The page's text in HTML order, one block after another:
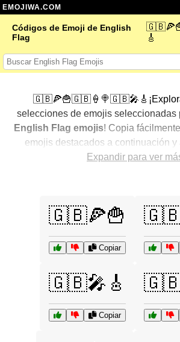
EMOJIWA.COM
Códigos de Emoji de English
Flag
🎸
selecciones de emojis seleccionadas
English Flag emojis! Copia
emojis destacados a continuación y
conversaciones para un toque
de expresar English Flag
Expandir para ver
🇬🇧🍕🍟
Copiar
🇬🇧🎤🎸
Copiar